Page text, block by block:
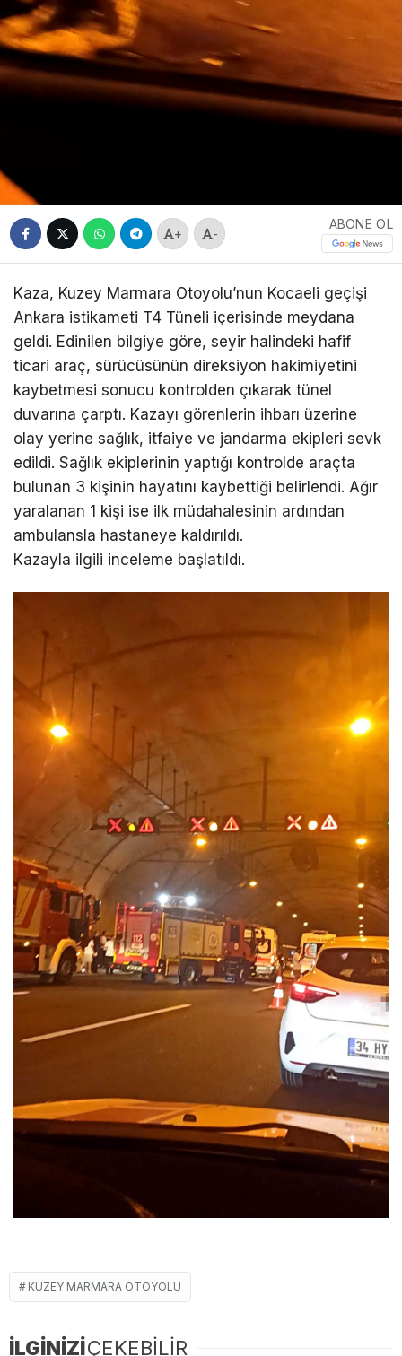
+ -
ABONE OL
Kaza, Kuzey Marmara Otoyolu’nun Kocaeli geçişi
Ankara istikameti T4 Tüneli içerisinde meydana
geldi. Edinilen bilgiye göre, seyir halindeki hafif
ticari araç, sürücüsünün direksiyon hakimiyetini
kaybetmesi sonucu kontrolden çıkarak tünel
duvarına çarptı. Kazayı görenlerin ihbarı üzerine
olay yerine sağlık, itfaiye ve jandarma ekipleri sevk
edildi. Sağlık ekiplerinin yaptığı kontrolde araçta
bulunan 3 kişinin hayatını kaybettiği belirlendi. Ağır
yaralanan 1 kişi ise ilk müdahalesinin ardından
ambulansla hastaneye kaldırıldı.
Kazayla ilgili inceleme başlatıldı.
KUZEY MARMARA OTOYOLU
İLGİNİZİÇEKEBİLİR